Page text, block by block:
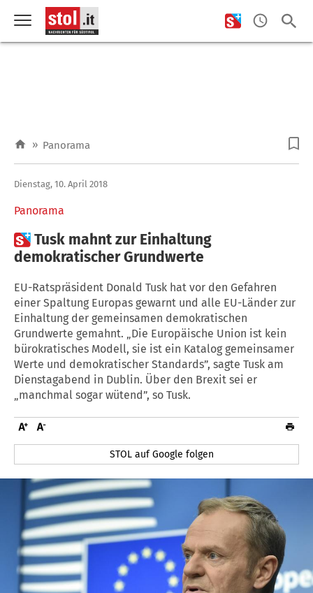
» Panorama
Panorama
Dienstag, 10. April 2018
Tusk mahnt zur Einhaltung
demokratischer Grundwerte
EU-Ratspräsident Donald Tusk hat vor den Gefahren
einer Spaltung Europas gewarnt und alle EU-Länder zur
Einhaltung der gemeinsamen demokratischen
Grundwerte gemahnt. „Die Europäische Union ist kein
bürokratisches Modell, sie ist ein Katalog gemeinsamer
Werte und demokratischer Standards”, sagte Tusk am
Dienstagabend in Dublin. Über den Brexit sei er
„manchmal sogar wütend”, so Tusk.
STOL auf Google folgen